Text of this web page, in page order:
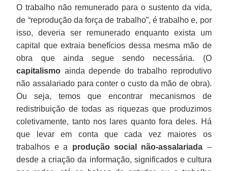
O trabalho não remunerado para o sustento da vida,
de “reprodução da força de trabalho”, é trabalho e, por
isso, deveria ser remunerado enquanto exista um
capital que extraia benefícios dessa mesma mão de
obra que ainda segue sendo necessária. (O
capitalismo ainda depende do trabalho reprodutivo
não assalariado para conter o custo da mão de obra).
Ou seja, temos que encontrar mecanismos de
redistribuição de todas as riquezas que produzimos
coletivamente, tanto nos lares quanto fora deles. Há
que levar em conta que cada vez maiores os
trabalhos e a produção social não-assalariada –
desde a criação da informação, significados e cultura